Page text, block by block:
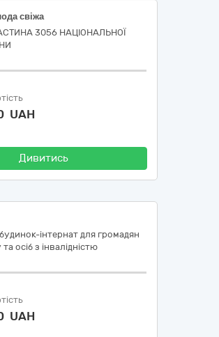
свіжа
3056 НАЦІОНАЛЬНОЇ
UAH
Дивитись
інтернат для громадян
осіб з інвалідністю
UAH